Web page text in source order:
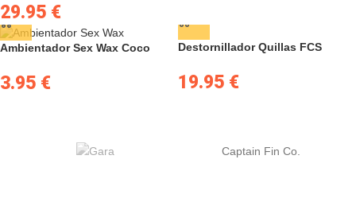
29.95 €
Ambientador Sex Wax Coco
3.95 €
Destornillador Quillas FCS
19.95 €
Captain Fin Co.